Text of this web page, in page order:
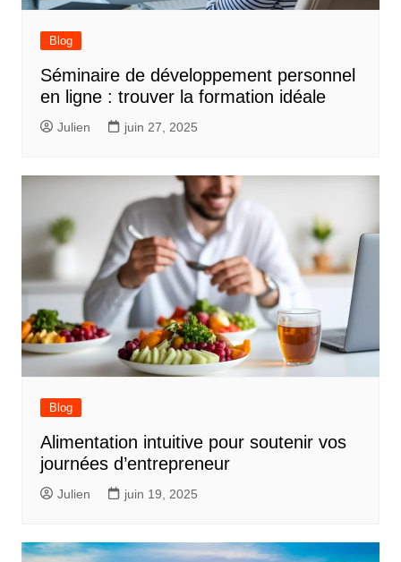
Blog
Séminaire de développement personnel
en ligne : trouver la formation idéale
Julien juin 27, 2025
Blog
Alimentation intuitive pour soutenir vos
journées d’entrepreneur
Julien juin 19, 2025